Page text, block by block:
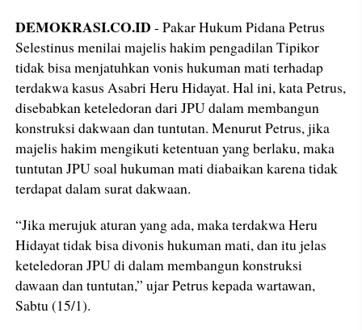
DEMOKRASI.CO.ID - Pakar Hukum Pidana Petrus
Selestinus menilai majelis hakim pengadilan Tipikor
tidak bisa menjatuhkan vonis hukuman mati terhadap
terdakwa kasus Asabri Heru Hidayat. Hal ini, kata Petrus,
disebabkan keteledoran dari JPU dalam membangun
konstruksi dakwaan dan tuntutan. Menurut Petrus, jika
majelis hakim mengikuti ketentuan yang berlaku, maka
tuntutan JPU soal hukuman mati diabaikan karena tidak
terdapat dalam surat dakwaan.
“Jika merujuk aturan yang ada, maka terdakwa Heru
Hidayat tidak bisa divonis hukuman mati, dan itu jelas
keteledoran JPU di dalam membangun konstruksi
dawaan dan tuntutan,” ujar Petrus kepada wartawan,
Sabtu (15/1).